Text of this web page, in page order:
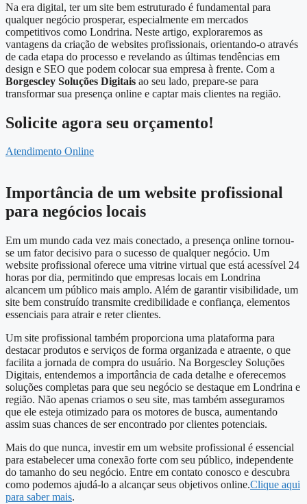
Na era digital, ter um site bem estruturado é fundamental para
qualquer negócio prosperar, especialmente em mercados
competitivos como Londrina. Neste artigo, exploraremos as
vantagens da criação de websites profissionais, orientando-o através
de cada etapa do processo e revelando as últimas tendências em
design e SEO que podem colocar sua empresa à frente. Com a
Borgescley Soluções Digitais ao seu lado, prepare-se para
transformar sua presença online e captar mais clientes na região.
Solicite agora seu orçamento!
Atendimento Online
Importância de um website profissional
para negócios locais
Em um mundo cada vez mais conectado, a presença online tornou-
se um fator decisivo para o sucesso de qualquer negócio. Um
website profissional oferece uma vitrine virtual que está acessível 24
horas por dia, permitindo que empresas locais em Londrina
alcancem um público mais amplo. Além de garantir visibilidade, um
site bem construído transmite credibilidade e confiança, elementos
essenciais para atrair e reter clientes.
Um site profissional também proporciona uma plataforma para
destacar produtos e serviços de forma organizada e atraente, o que
facilita a jornada de compra do usuário. Na Borgescley Soluções
Digitais, entendemos a importância de cada detalhe e oferecemos
soluções completas para que seu negócio se destaque em Londrina e
região. Não apenas criamos o seu site, mas também asseguramos
que ele esteja otimizado para os motores de busca, aumentando
assim suas chances de ser encontrado por clientes potenciais.
Mais do que nunca, investir em um website profissional é essencial
para estabelecer uma conexão forte com seu público, independente
do tamanho do seu negócio. Entre em contato conosco e descubra
como podemos ajudá-lo a alcançar seus objetivos online.Clique aqui
para saber mais.